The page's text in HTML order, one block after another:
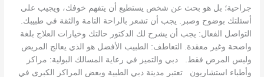
جراحية؛ بل هو بحث عن شخص يستطيع أن يتفهم خوفك، ويجيب على
أسئلتك بوضوح وصبر. يجب أن تشعر بالراحة التامة والثقة في طبيبك.
التواصل الفعال: يجب أن يشرح لك الدكتور حالتك وخيارات العلاج بلغة
واضحة وغير معقدة. التعاطف: الطبيب الأفضل هو الذي يعالج المريض
وليس المرض فقط. دبي والتميز في رعاية المسالك البولية: مراكز
وأطباء استشاريون تعتبر مدينة دبي الطبية وبعض المراكز الكبرى في